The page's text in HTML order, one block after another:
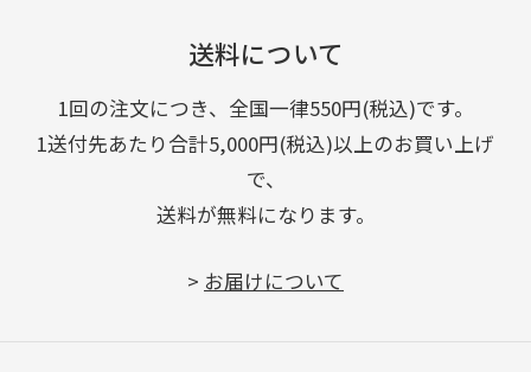
送料について
1回の注文につき、全国一律550円(税込)です。
1送付先あたり合計5,000円(税込)以上のお買い上げ
で、
送料が無料になります。
> お届けについて